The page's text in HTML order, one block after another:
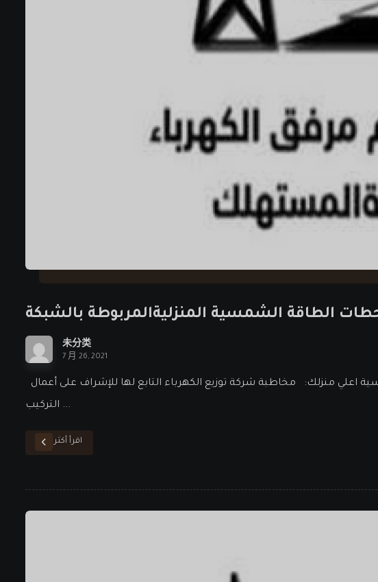
الطاقة الشمسية المنزليةالمربوطة بالشبكة
未分类
7 月 26, 2021
التركيب ...
اقرأ أكثر